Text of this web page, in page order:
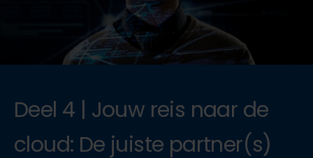
Deel 4 | Jouw reis naar de
cloud: De juiste partner(s)